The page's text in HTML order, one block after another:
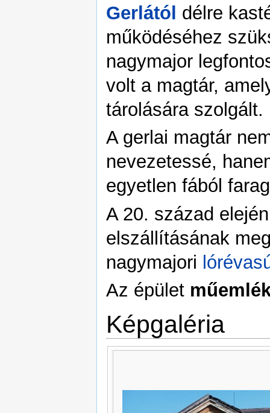
Gerlától délre
működéséhez
nagymajor
volt a magtár,
tárolására szolgált.
A gerlai magtár
nevezetessé,
egyetlen fából
A 20. század
elszállításának
nagymajori
Az épület
Képgaléria